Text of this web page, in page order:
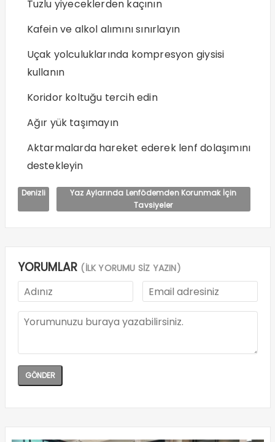
Tuzlu yiyeceklerden kaçının
Kafein ve alkol alımını sınırlayın
Uçak yolculuklarında kompresyon giysisi
kullanın
Koridor koltuğu tercih edin
Ağır yük taşımayın
Aktarmalarda hareket ederek lenf dolaşımını
destekleyin
Denizli
Yaz Aylarında Lenfödemden Korunmak İçin
Tavsiyeler
YORUMLAR (İLK YORUMU SİZ YAZIN)